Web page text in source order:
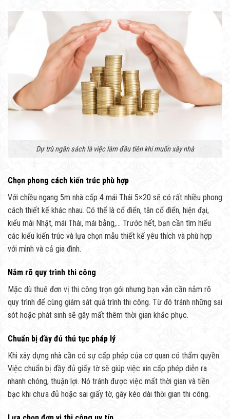
Dự trù ngân sách là việc làm đầu tiên khi muốn xây nhà
Chọn phong cách kiến trúc phù hợp
Với chiều ngang 5m nhà cấp 4 mái Thái 5×20 sẽ có rất nhiều phong
cách thiết kế khác nhau. Có thể là cổ điển, tân cổ điển, hiện đại,
kiểu mái Nhật, mái Thái, mái bằng,… Trước hết, bạn cần tìm hiểu
các kiểu kiến trúc và lựa chọn mẫu thiết kế yêu thích và phù hợp
với mình và cả gia đình.
Nắm rõ quy trình thi công
Mặc dù thuê đơn vị thi công trọn gói nhưng bạn vẫn cần nắm rõ
quy trình để cùng giám sát quá trình thi công. Từ đó tránh những sai
sót hoặc phát sinh sẽ gây mất thêm thời gian khắc phục.
Chuẩn bị đầy đủ thủ tục pháp lý
Khi xây dựng nhà cần có sự cấp phép của cơ quan có thẩm quyền.
Việc chuẩn bị đầy đủ giấy tờ sẽ giúp việc xin cấp phép diễn ra
nhanh chóng, thuận lợi. Nó tránh được việc mất thời gian và tiền
bạc khi chưa đủ hoặc sai giấy tờ, gây kéo dài thời gian thi công.